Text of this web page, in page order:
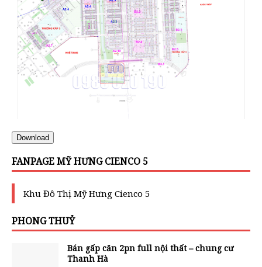
Download
FANPAGE MỸ HƯNG CIENCO 5
Khu Đô Thị Mỹ Hưng Cienco 5
PHONG THUỶ
Bán gấp căn 2pn full nội thất – chung cư
Thanh Hà